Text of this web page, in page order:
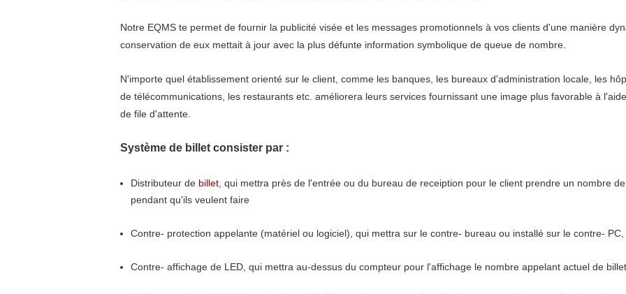
Notre EQMS te permet de fournir la publicité visée et les messages promotionnels à vos clients d'une manière
conservation de eux mettait à jour avec la plus défunte information symbolique de queue de nombre.
N'importe quel établissement orienté sur le client, comme les banques, les bureaux d'administration locale, les
de télécommunications, les restaurants etc. améliorera leurs services fournissant une image plus favorable à
de file d'attente.
Système de billet consister par :
Distributeur de billet , qui mettra près de l'entrée ou du bureau de receiption pour le client prendre un nombre
pendant qu'ils veulent faire
Contre- protection appelante (matériel ou logiciel), qui mettra sur le contre- bureau ou installé sur le contre-
Contre- affichage de LED, qui mettra au-dessus du compteur pour l'affichage le nombre appelant actuel de billet